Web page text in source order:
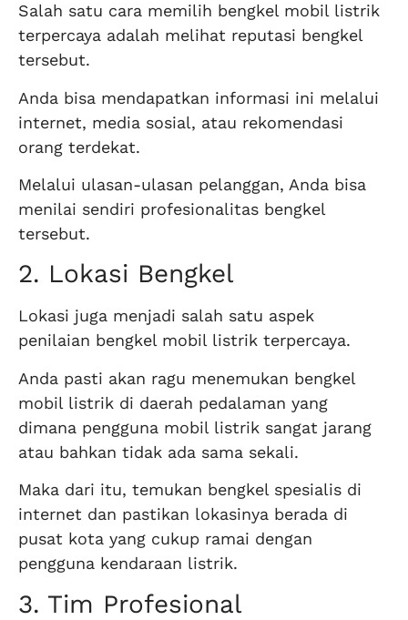
Salah satu cara memilih bengkel mobil listrik
terpercaya adalah melihat reputasi bengkel
tersebut.
Anda bisa mendapatkan informasi ini melalui
internet, media sosial, atau rekomendasi
orang terdekat.
Melalui ulasan-ulasan pelanggan, Anda bisa
menilai sendiri profesionalitas bengkel
tersebut.
2. Lokasi Bengkel
Lokasi juga menjadi salah satu aspek
penilaian bengkel mobil listrik terpercaya.
Anda pasti akan ragu menemukan bengkel
mobil listrik di daerah pedalaman yang
dimana pengguna mobil listrik sangat jarang
atau bahkan tidak ada sama sekali.
Maka dari itu, temukan bengkel spesialis di
internet dan pastikan lokasinya berada di
pusat kota yang cukup ramai dengan
pengguna kendaraan listrik.
3. Tim Profesional